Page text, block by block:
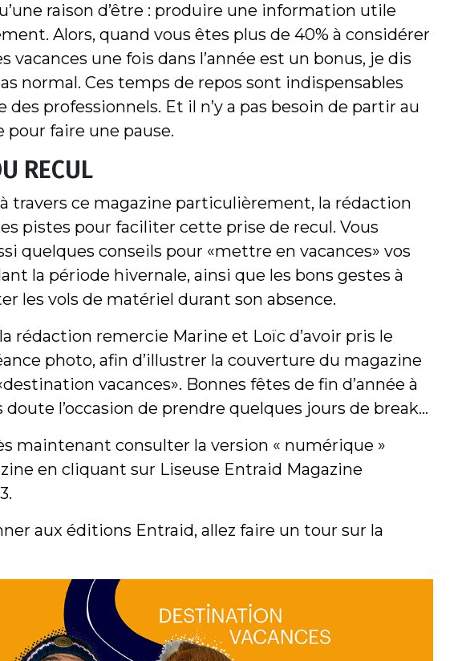
raison d’être : produire une information utile
Alors, quand vous êtes plus de 40% à considérer
vacances une fois dans l’année est un bonus, je dis
normal. Ces temps de repos sont indispensables
des professionnels. Et il n’y a pas besoin de partir au
faire une pause.
RECUL
travers ce magazine particulièrement, la rédaction
pistes pour faciliter cette prise de recul. Vous
quelques conseils pour «mettre en vacances» vos
la période hivernale, ainsi que les bons gestes à
les vols de matériel durant son absence.
rédaction remercie Marine et Loïc d’avoir pris le
photo, afin d’illustrer la couverture du magazine
vacances». Bonnes fêtes de fin d’année à
doute l’occasion de prendre quelques jours de break…
maintenant consulter la version « numérique »
en cliquant sur Liseuse Entraid Magazine
aux éditions Entraid, allez faire un tour sur la